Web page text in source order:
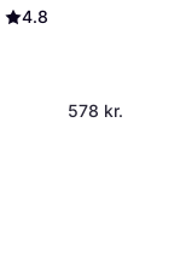
4.8
578 kr.